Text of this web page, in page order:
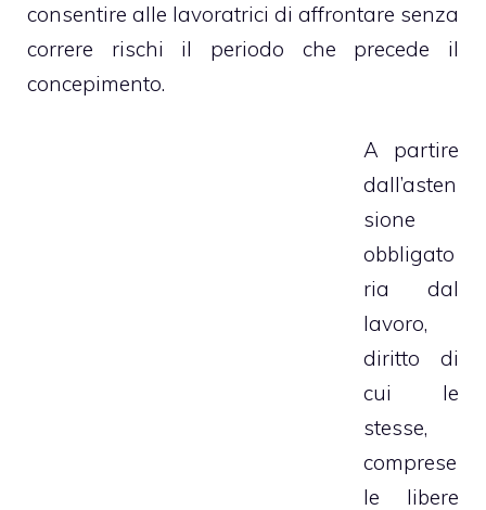
consentire alle lavoratrici di affrontare senza
correre rischi il periodo che precede il
concepimento.
A partire
dall’asten
sione
obbligato
ria dal
lavoro,
diritto di
cui le
stesse,
comprese
le libere